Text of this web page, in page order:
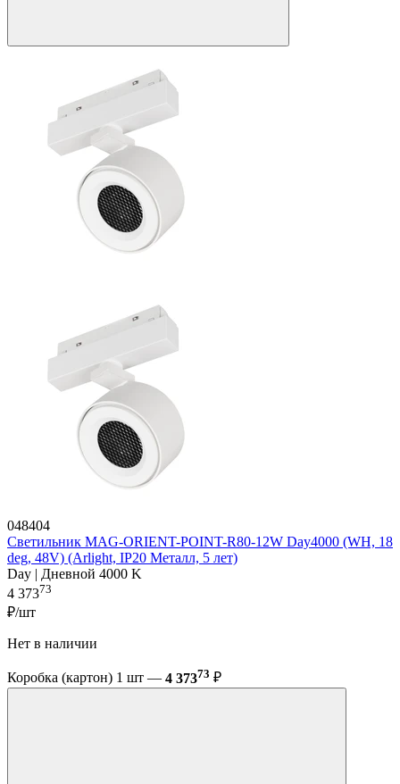
048404
Светильник MAG-ORIENT-POINT-R80-12W Day4000 (WH, 18
deg, 48V) (Arlight, IP20 Металл, 5 лет)
Day | Дневной 4000 K
4 37373
₽/шт
Нет в наличии
Коробка (картон) 1 шт — 4 37373 ₽